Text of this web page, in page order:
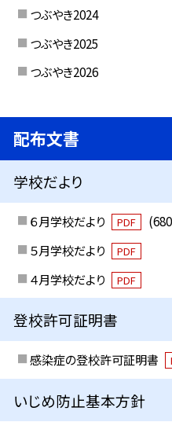
つぶやき2024
つぶやき2025
つぶやき2026
配布文書
学校だより
６月学校だより PDF
５月学校だより
PDF
４月学校だより PDF
登校許可証明書
感染症の登校許可証明書
いじめ防止基本方針